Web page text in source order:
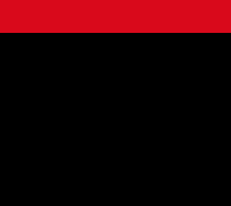
to